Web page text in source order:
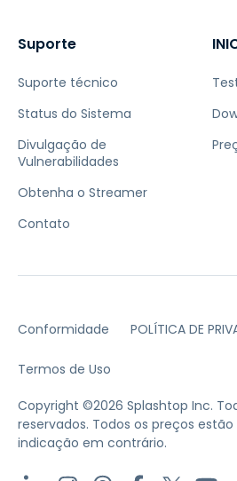
Suporte
Suporte técnico
Status do Sistema
Divulgação de
Vulnerabilidades
Obtenha o Streamer
Contato
Conformidade POLÍTICA DE
Termos de Uso
Copyright ©2026 Splashtop Inc.
reservados. Todos os preços
indicação em contrário.